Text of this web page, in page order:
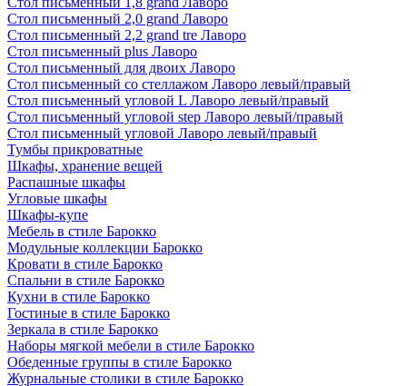
Стол письменный 2,0 grand Лаворо
Стол письменный 2,2 grand tre Лаворо
Стол письменный plus Лаворо
Стол письменный для двоих Лаворо
Стол письменный со стеллажом Лаворо левый/правый
Стол письменный угловой L Лаворо левый/правый
Стол письменный угловой step Лаворо левый/правый
Стол письменный угловой Лаворо левый/правый
Тумбы прикроватные
Шкафы, хранение вещей
Распашные шкафы
Угловые шкафы
Шкафы-купе
Мебель в стиле Барокко
Модульные коллекции Барокко
Кровати в стиле Барокко
Спальни в стиле Барокко
Кухни в стиле Барокко
Гостиные в стиле Барокко
Зеркала в стиле Барокко
Наборы мягкой мебели в стиле Барокко
Обеденные группы в стиле Барокко
Журнальные столики в стиле Барокко